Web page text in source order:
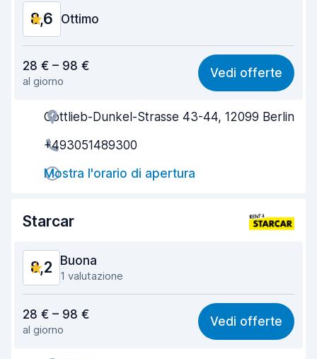
8,6 Ottimo
8,6
Facile da trovare 8,2
Gentilezza degli agenti 8,5
Rapidità del ritiro
Rapidità della riconsegna
28 € – 98 €
al giorno
Vedi offerte
Gottlieb-Dunkel-Strasse 43-44, 12099 Berlin
+493051489300
Mostra l'orario di apertura
Starcar
8,2 Buona
1 valutazione
7,9
Facile da trovare 8,2
28 € – 98 €
al giorno
Vedi offerte